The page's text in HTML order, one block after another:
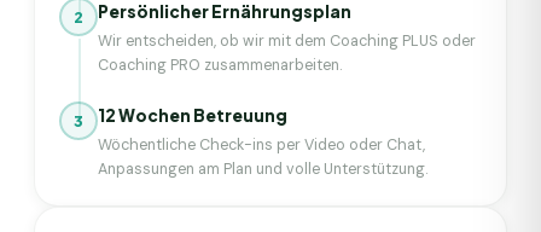
2 Persönlicher Ernährungsplan
Wir entscheiden, ob wir mit dem Coaching PLUS oder
Coaching PRO zusammenarbeiten.
3 12 Wochen Betreuung
Wöchentliche Check-ins per Video oder Chat,
Anpassungen am Plan und volle Unterstützung.